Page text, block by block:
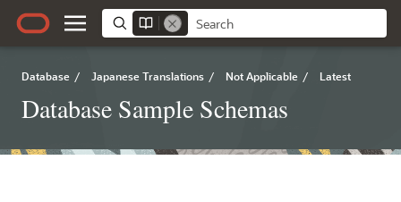
Database / Japanese Translations / Not Applicable / Latest
Database Sample Schemas